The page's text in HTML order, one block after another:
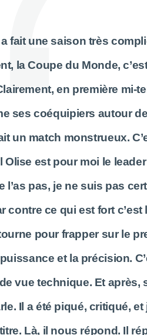
fait une saison très
la Coupe du Monde,
en première mi-
ses coéquipiers autour
un match monstrueux.
est pour moi le leader
pas, je ne suis pas
contre ce qui est fort c’est
pour frapper sur le
et la précision.
vue technique. Et après,
Il a été piqué, critiqué, et
Là, il nous répond. Il